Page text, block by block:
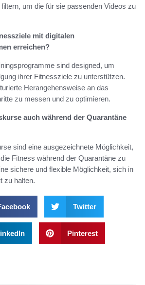
um die für sie passenden Videos zu
mit digitalen
erreichen?
sind designed, um
ihrer Fitnessziele zu unterstützen.
Herangehensweise an das
zu messen und zu optimieren.
auch während der Quarantäne
sind eine ausgezeichnete Möglichkeit,
Fitness während der Quarantäne zu
sichere und flexible Möglichkeit, sich in
zu halten.
Twitter
Pinterest